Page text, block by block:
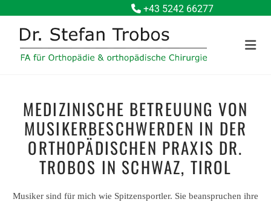
 +43 5242 66277
MEDIZINISCHE BETREUUNG VON
MUSIKERBESCHWERDEN IN DER
ORTHOPÄDISCHEN PRAXIS DR.
TROBOS IN SCHWAZ, TIROL
Musiker sind für mich wie Spitzensportler. Sie beanspruchen ihre